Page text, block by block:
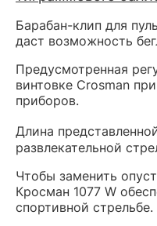
Барабан-клип для
даст возможность
Предусмотренная
винтовке Crosman
приборов.
Длина
развлекательной
Чтобы заменить
Кросман 1077 W
спортивной стрельбе.